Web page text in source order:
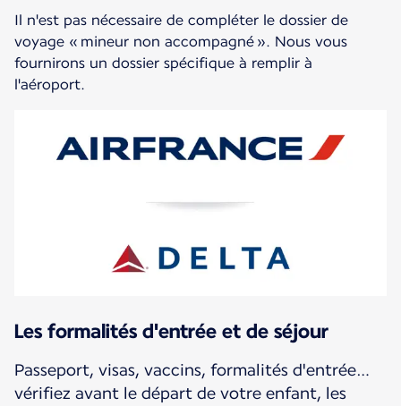
Il n'est pas nécessaire de compléter le dossier de
voyage « mineur non accompagné ». Nous vous
fournirons un dossier spécifique à remplir à
l'aéroport.
Les formalités d'entrée et de séjour
Passeport, visas, vaccins, formalités d'entrée…
vérifiez avant le départ de votre enfant, les